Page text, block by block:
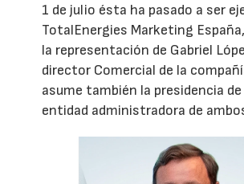
1 de julio ésta ha pasado a ser
TotalEnergies Marketing España,
la representación de Gabriel
director Comercial de la
asume también la presidencia de
entidad administradora de